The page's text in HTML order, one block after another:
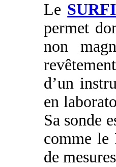
Le
permet
non
d’un
en
Sa sonde
comme le
de